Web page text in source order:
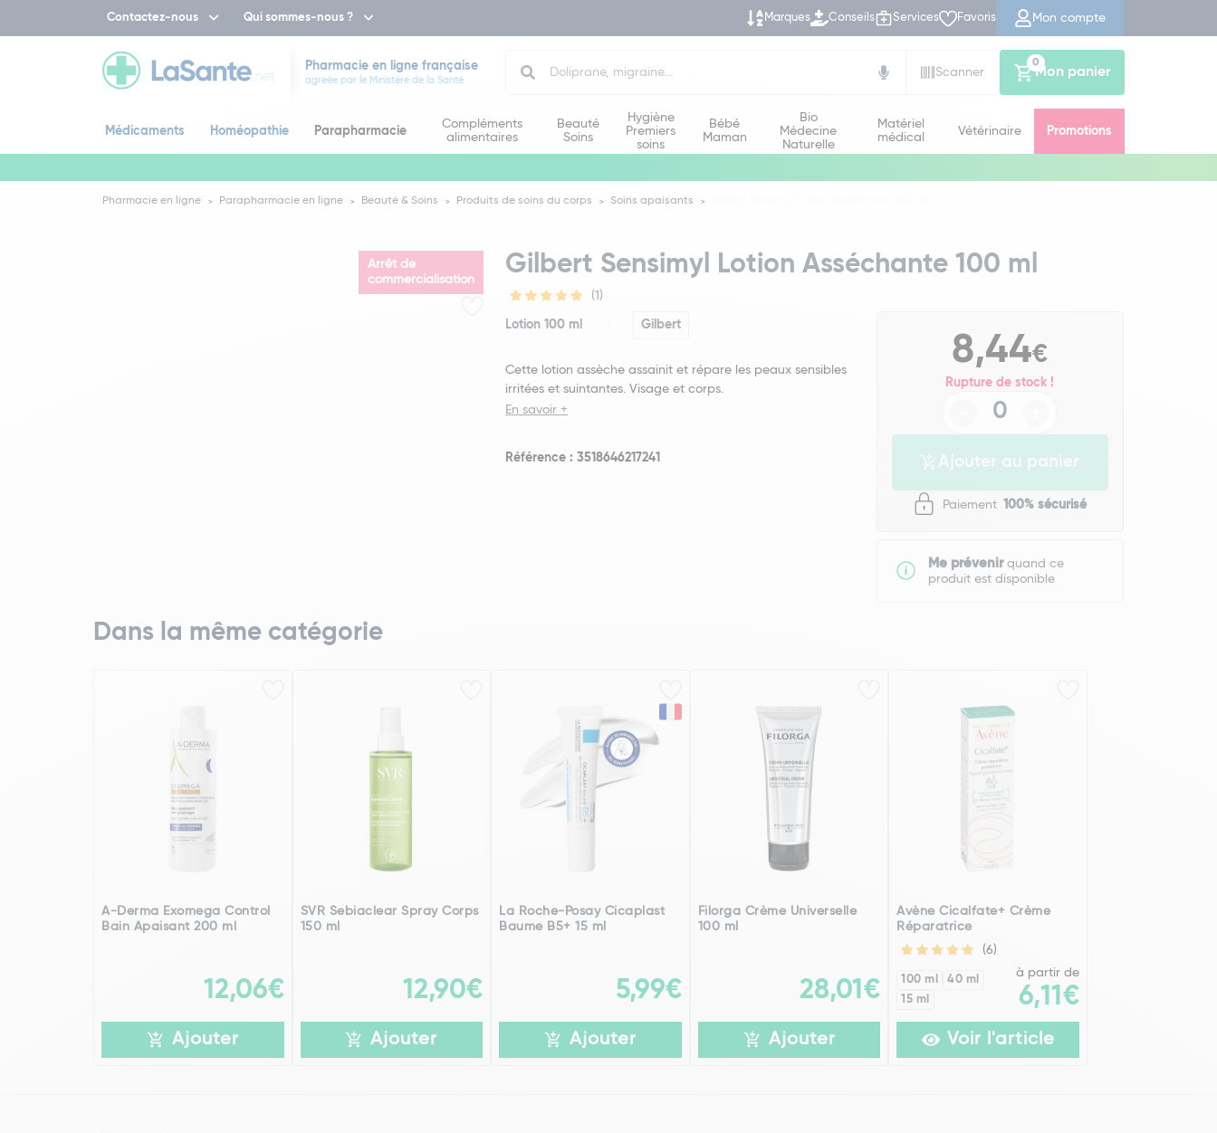
Contactez-nous Qui sommes-nous ? Marques Conseils Services Favoris Mon compte
Pharmacie en ligne française
agréée par le Ministère de la Santé
Scanner
Mon panier
0
Médicaments Homéopathie Parapharmacie
Compléments
alimentaires
Beauté
Soins
Hygiène
Premiers
soins
Bébé
Maman
Bio
Médecine
Naturelle
Matériel
médical
Vétérinaire Promotions
Pharmacie en ligne Parapharmacie en ligne Beauté & Soins Produits de soins du corps Soins apaisants
Arrêt de
commercialisation
Gilbert Sensimyl Lotion Asséchante 100 ml
(1)
Lotion 100 ml Gilbert
Cette lotion assèche assainit et répare les peaux sensibles
irritées et suintantes. Visage et corps.
En savoir +
Référence : 3518646217241
8,44€
Rupture de stock !
Ajouter au panier
Paiement 100% sécurisé
Me prévenirquand ce
produit est disponible
Dans la même catégorie
A-Derma Exomega Control
Bain Apaisant 200 ml
12,06€
Ajouter
SVR Sebiaclear Spray Corps
150 ml
12,90€
Ajouter
La Roche-Posay Cicaplast
Baume B5+ 15 ml
5,99€
Ajouter
Filorga Crème Universelle
100 ml
28,01€
Ajouter
Avène Cicalfate+ Crème
Réparatrice
(6)
100 ml
40 ml
15 ml
à partir de
6,11€
Voir l'article